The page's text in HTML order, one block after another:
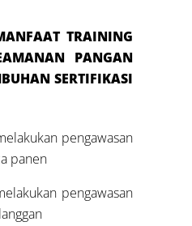
TRAINING
PANGAN
SERTIFIKASI
pengawasan
panen
pengawasan